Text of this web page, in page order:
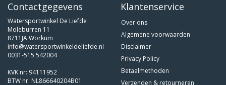
Contactgegevens
Watersportwinkel De Liefde
Moleburren 11
8711JA Workum
info@watersportwinkeldeliefde.nl
0031-515 542004
KVK nr: 94111952
BTW nr: NL866640204B01
Klantenservice
Over ons
Algemene voorwaarden
Disclaimer
Privacy Policy
Betaalmethoden
Verzenden & retourneren